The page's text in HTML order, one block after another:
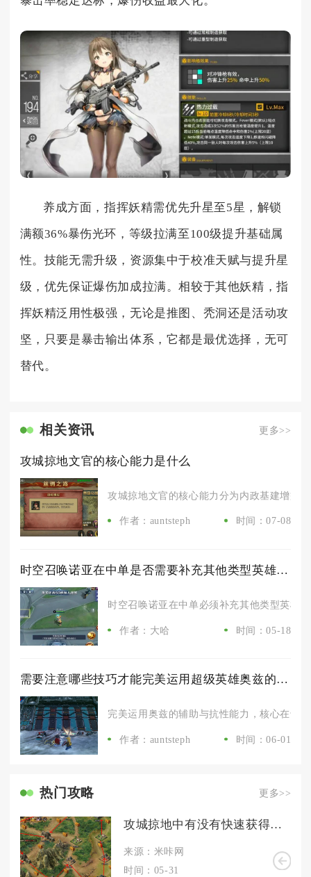
养成方面，指挥妖精需优先升星至5星，解锁
满额36%暴伤光环，等级拉满至100级提升基础属
性。技能无需升级，资源集中于校准天赋与提升星
级，优先保证爆伤加成拉满。相较于其他妖精，指
挥妖精泛用性极强，无论是推图、秃洞还是活动攻
坚，只要是暴击输出体系，它都是最优选择，无可
替代。
相关资讯 更多>>
攻城掠地文官的核心能力是什么
攻城掠地文官的核心能力分为内政基建增益
作者：auntsteph 时间：07-08
时空召唤诺亚在中单是否需要补充其他类型英雄的输出能力
时空召唤诺亚在中单必须补充其他类型英雄
作者：大哈 时间：05-18
需要注意哪些技巧才能完美运用超级英雄奥兹的辅助和抗性能力
完美运用奥兹的辅助与抗性能力，核心在于
作者：auntsteph 时间：06-01
热门攻略 更多>>
攻城掠地中有没有快速获得宝石的技巧
来源：米咔网
时间：05-31